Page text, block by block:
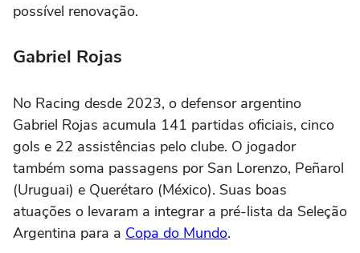
possível renovação.
Gabriel Rojas
No Racing desde 2023, o defensor argentino
Gabriel Rojas acumula 141 partidas oficiais, cinco
gols e 22 assistências pelo clube. O jogador
também soma passagens por San Lorenzo, Peñarol
(Uruguai) e Querétaro (México). Suas boas
atuações o levaram a integrar a pré-lista da Seleção
Argentina para a Copa do Mundo.